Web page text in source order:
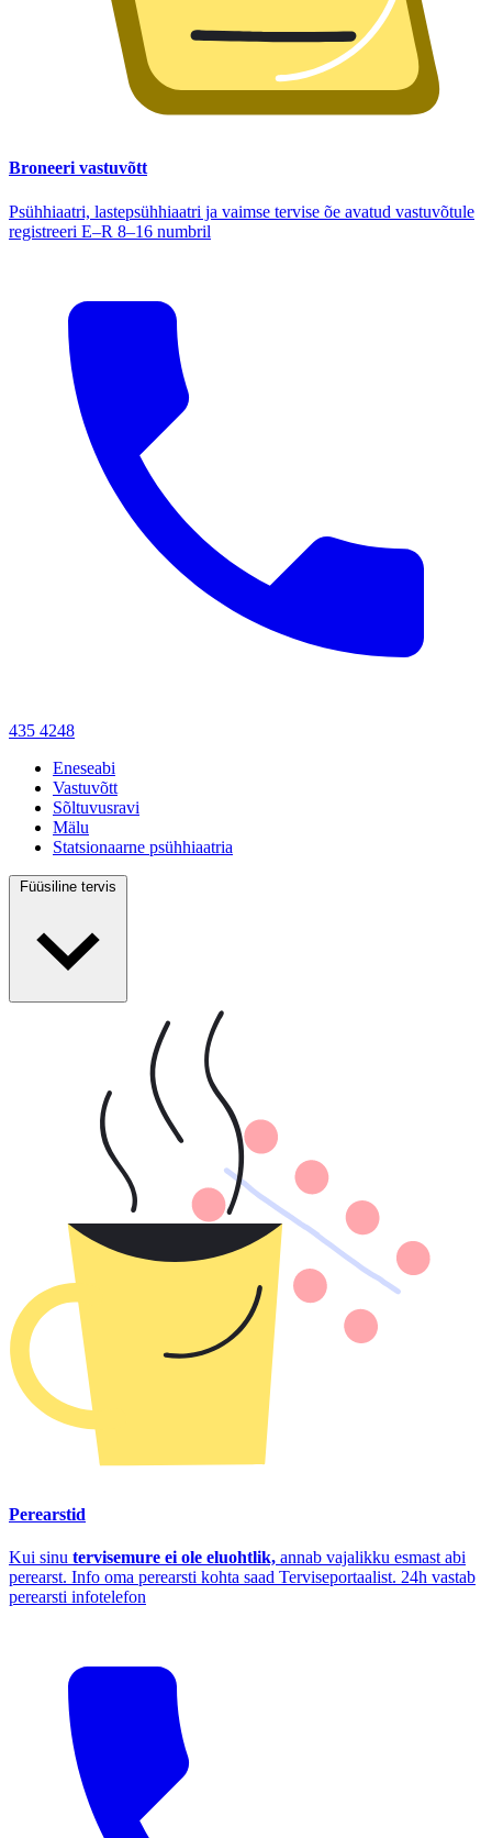
Broneeri vastuvõtt
Psühhiaatri, lastepsühhiaatri ja vaimse tervise õe avatud vastuvõtule
registreeri E–R 8–16 numbril
435 4248
Eneseabi
Vastuvõtt
Sõltuvusravi
Mälu
Statsionaarne psühhiaatria
Füüsiline tervis
Perearstid
Kui sinu tervisemure ei ole eluohtlik, annab vajalikku esmast abi
perearst. Info oma perearsti kohta saad Terviseportaalist. 24h vastab
perearsti infotelefon